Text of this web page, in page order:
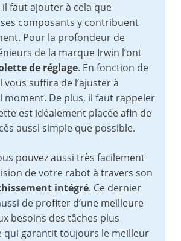
il faut ajouter à cela que
ses composants y contribuent
Pour la profondeur de
de la marque Irwin l’ont
de réglage. En fonction de
suffira de l’ajuster à
moment. De plus, il faut rappeler
est idéalement placée afin de
aussi simple que possible.
pouvez aussi très facilement
de votre rabot à travers son
intégré. Ce dernier
de profiter d’une meilleure
besoins des tâches plus
qui garantit toujours le meilleur